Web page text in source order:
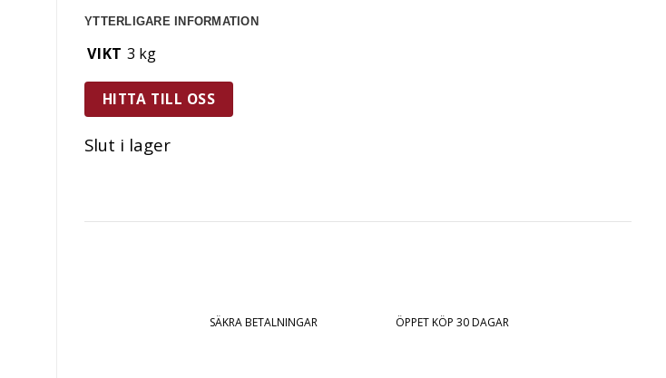
YTTERLIGARE INFORMATION
VIKT 3 kg
HITTA TILL OSS
Slut i lager
SÄKRA BETALNINGAR ÖPPET KÖP 30 DAGAR